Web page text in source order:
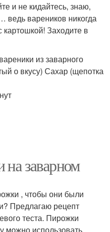
и не кидайтесь, знаю,
ведь вареников никогда
Заходите в
из заварного
о вкусу) Сахар (щепотка
заварном
, чтобы они были
Предлагаю рецепт
теста. Пирожки